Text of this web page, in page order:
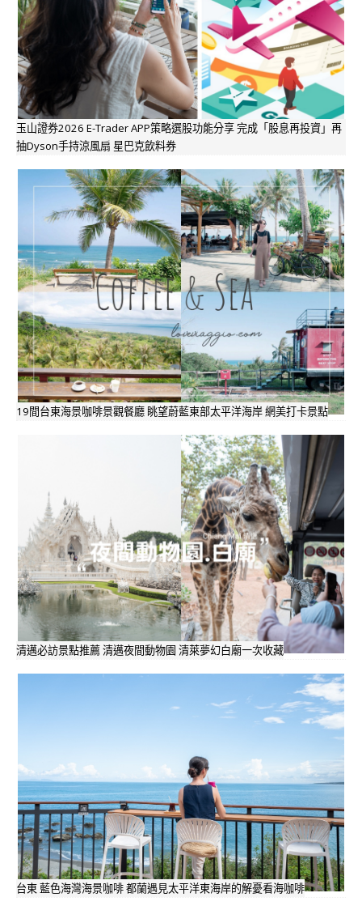
玉山證券2026 E-Trader APP策略選股功能分享 完成「股息再投資」再
抽Dyson手持涼風扇 星巴克飲料券
19間台東海景咖啡景觀餐廳 眺望蔚藍東部太平洋海岸 網美打卡景點
清邁必訪景點推薦 清邁夜間動物園 清萊夢幻白廟一次收藏
台東 藍色海灣海景咖啡 都蘭遇見太平洋東海岸的解憂看海咖啡